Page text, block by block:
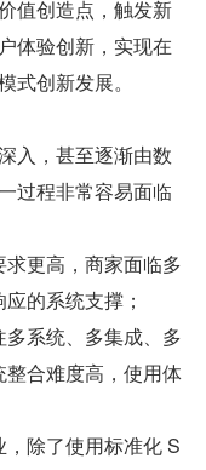
值创造点，触发新
体验创新，实现在
创新发展。
入，甚至逐渐由数
过程非常容易面临
更高，商家面临多
的系统支撑；
系统、多集成、多
合难度高，使用体
除了使用标准化 S